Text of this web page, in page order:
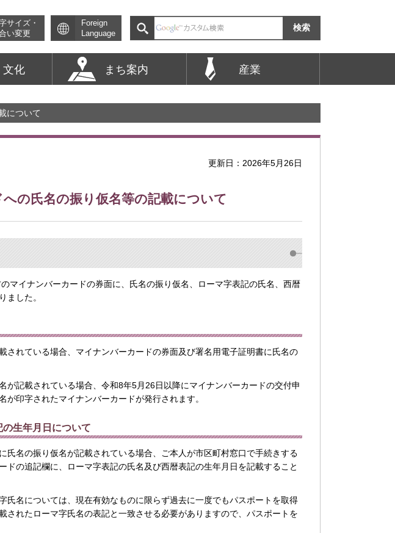
サイズ・
い変更
Foreign
Language
文化 まち案内 産業
について
更新日：2026年5月26日
の氏名の振り仮名等の記載について
マイナンバーカードの券面に、氏名の振り仮名、ローマ字表記の氏名、西暦
ました。
されている場合、マイナンバーカードの券面及び署名用電子証明書に氏名の
が記載されている場合、令和8年5月26日以降にマイナンバーカードの交付申
が印字されたマイナンバーカードが発行されます。
生年月日について
氏名の振り仮名が記載されている場合、ご本人が市区町村窓口で手続きする
ドの追記欄に、ローマ字表記の氏名及び西暦表記の生年月日を記載すること
氏名については、現在有効なものに限らず過去に一度でもパスポートを取得
されたローマ字氏名の表記と一致させる必要がありますので、パスポートを